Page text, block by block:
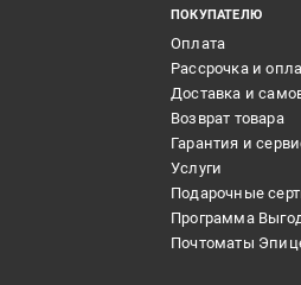
ПОКУПАТЕЛЮ
Оплата
Рассрочка и
Доставка и
Возврат товара
Гарантия и
Услуги
Подарочные
Программа
Почтоматы